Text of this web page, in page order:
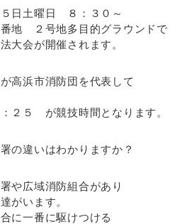
日土曜日 ８：３０～
地 ２号地多目的グラウンドで
大会が開催されます。
高浜市消防団を代表して
２５ が競技時間となります。
の違いはわかりますか？
や広域消防組合があり
がいます。
に一番に駆けつける